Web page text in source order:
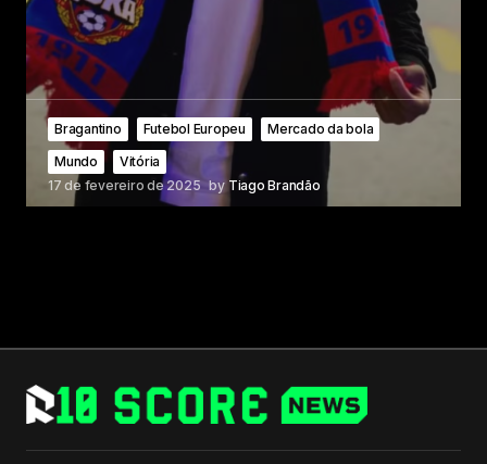
Bragantino Futebol Europeu
Mercado da bola
Mundo
Vitória
17 de fevereiro de 2025 by Tiago Brandão